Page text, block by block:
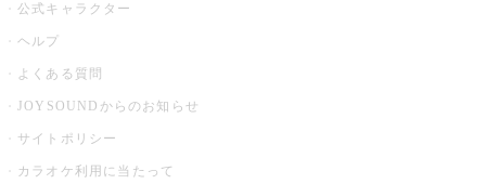
公式キャラクター
ヘルプ
よくある質問
JOYSOUNDからのお知らせ
サイトポリシー
カラオケ利用に当たって